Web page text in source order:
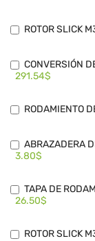
ROTOR SLICK
CONVERSIÓN
291.54$
RODAMIENTO
ABRAZADERA
3.80$
TAPA DE
26.50$
ROTOR SLICK